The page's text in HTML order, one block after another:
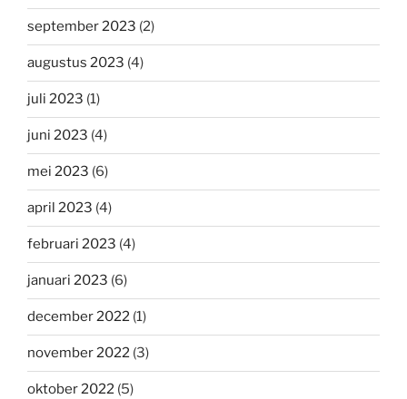
september 2023 (2)
augustus 2023 (4)
juli 2023 (1)
juni 2023 (4)
mei 2023 (6)
april 2023 (4)
februari 2023 (4)
januari 2023 (6)
december 2022 (1)
november 2022 (3)
oktober 2022 (5)